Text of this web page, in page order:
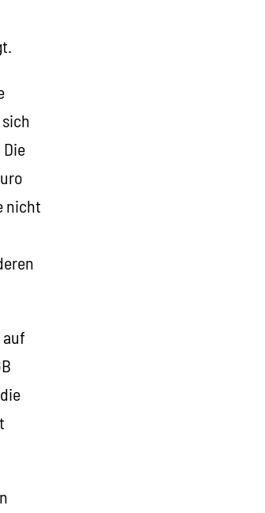
nicht
auf